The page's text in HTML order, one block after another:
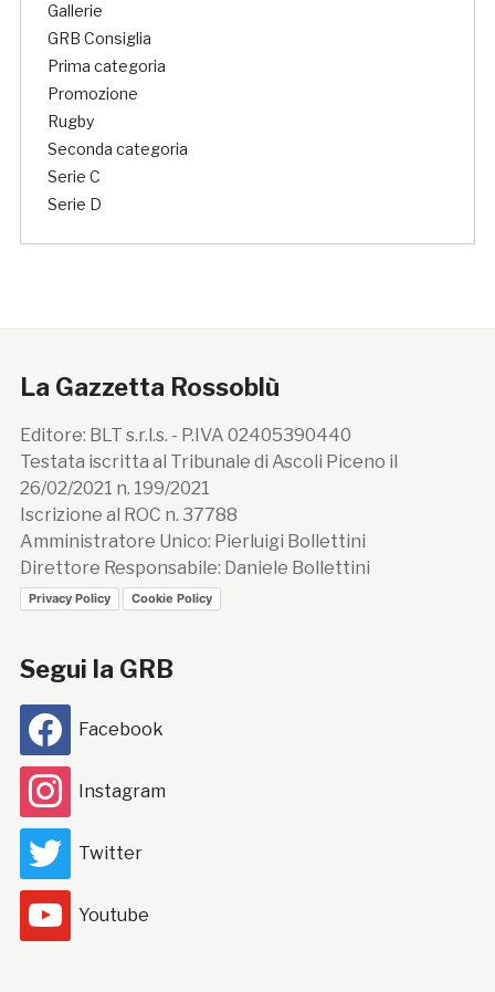
Gallerie
GRB Consiglia
Prima categoria
Promozione
Rugby
Seconda categoria
Serie C
Serie D
La Gazzetta Rossoblù
Editore: BLT s.r.l.s. - P.IVA 02405390440
Testata iscritta al Tribunale di Ascoli Piceno il
26/02/2021 n. 199/2021
Iscrizione al ROC n. 37788
Amministratore Unico: Pierluigi Bollettini
Direttore Responsabile: Daniele Bollettini
Privacy Policy Cookie Policy
Segui la GRB
Facebook
Instagram
Twitter
Youtube